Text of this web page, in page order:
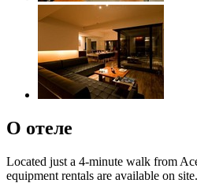
О отеле
Located just a 4-minute walk from
equipment rentals are available on